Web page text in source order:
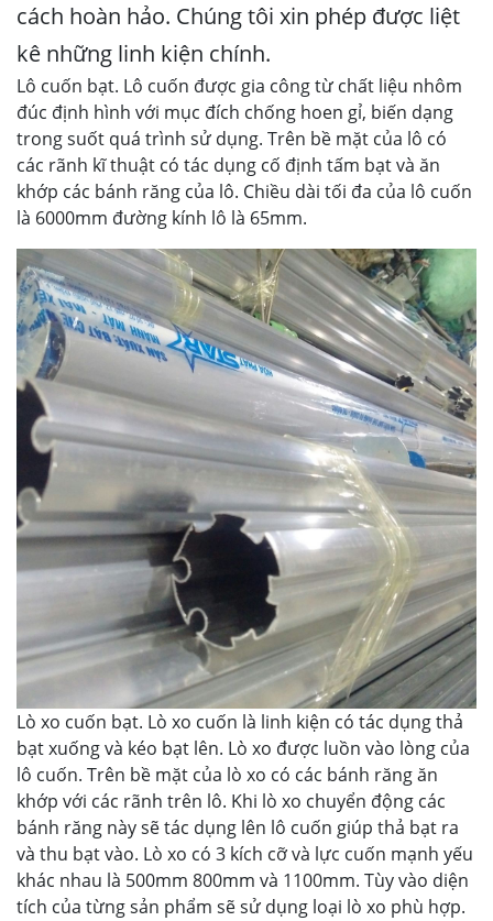
cách hoàn hảo. Chúng tôi xin phép được liệt
kê những linh kiện chính.
Lô cuốn bạt. Lô cuốn được gia công từ chất liệu nhôm
đúc định hình với mục đích chống hoen gỉ, biến dạng
trong suốt quá trình sử dụng. Trên bề mặt của lô có
các rãnh kĩ thuật có tác dụng cố định tấm bạt và ăn
khớp các bánh răng của lô. Chiều dài tối đa của lô cuốn
là 6000mm đường kính lô là 65mm.
Lò xo cuốn bạt. Lò xo cuốn là linh kiện có tác dụng thả
bạt xuống và kéo bạt lên. Lò xo được luồn vào lòng của
lô cuốn. Trên bề mặt của lò xo có các bánh răng ăn
khớp với các rãnh trên lô. Khi lò xo chuyển động các
bánh răng này sẽ tác dụng lên lô cuốn giúp thả bạt ra
và thu bạt vào. Lò xo có 3 kích cỡ và lực cuốn mạnh yếu
khác nhau là 500mm 800mm và 1100mm. Tùy vào diện
tích của từng sản phẩm sẽ sử dụng loại lò xo phù hợp.